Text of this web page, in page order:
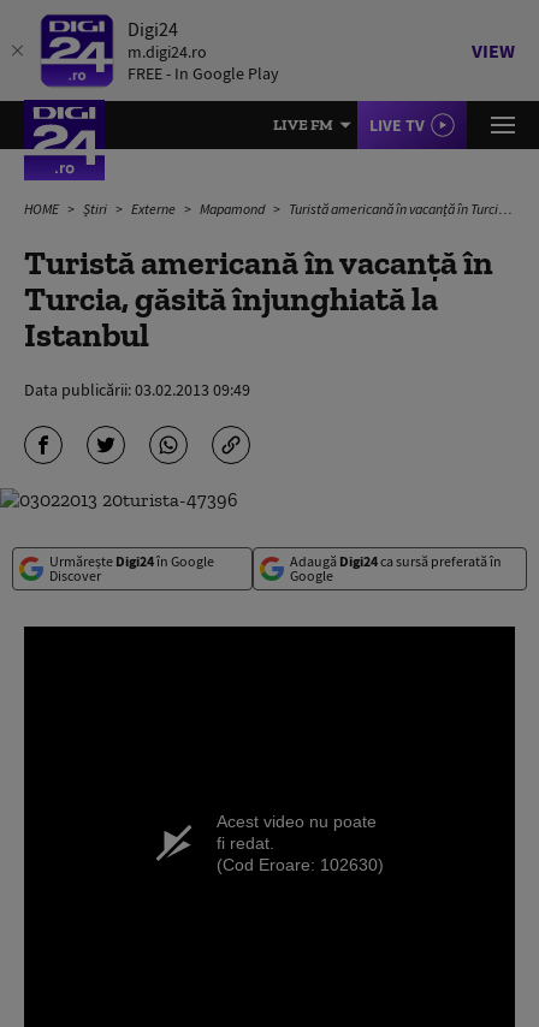
Digi24
m.digi24.ro
FREE - In Google Play
VIEW
LIVE FM LIVE TV
HOME Știri Externe Mapamond Turistă americană în vacanță în Turcia, găsită înjunghiată la Istanbul
Turistă americană în vacanță în
Turcia, găsită înjunghiată la
Istanbul
Data publicării:03.02.2013 09:49
Urmărește Digi24în Google
Discover
Adaugă Digi24ca sursă preferată în
Google
Acest video nu poate
fi redat.
(Cod Eroare: 102630)